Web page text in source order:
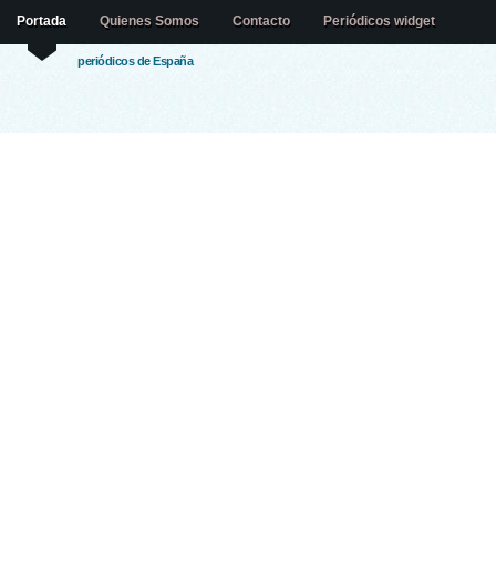
periódicos de España
Portada Quienes Somos Contacto Periódicos widget